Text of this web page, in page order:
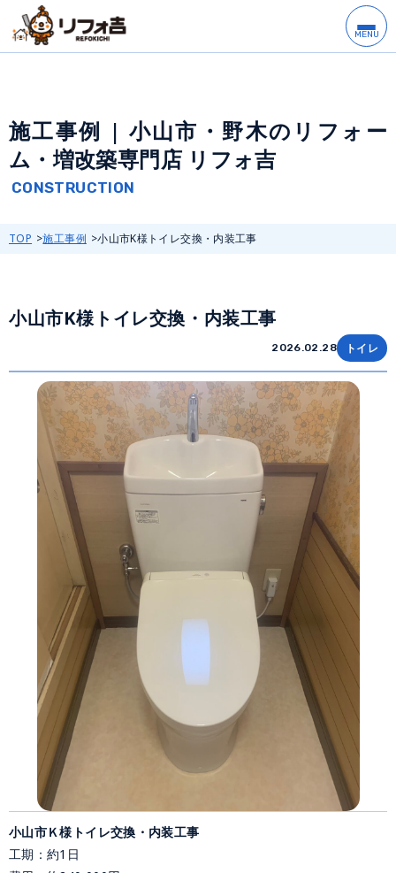
施工事例 | 小山市・野木のリフォー
ム・増改築専門店 リフォ吉
TOP 施工事例 小山市K様トイレ交換・内装工事
小山市K様トイレ交換・内装工事
2026.02.28 トイレ
小山市Ｋ様トイレ交換・内装工事
工期：約1日